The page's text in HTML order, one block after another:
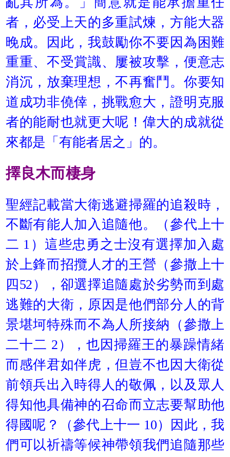
者，必受上天的多重試煉，方能大器
晚成。因此，我鼓勵你不要因為困難
重重、不受賞識、屢被攻擊，便意志
消沉，放棄理想，不再奮鬥。你要知
道成功非僥倖，挑戰愈大，證明克服
者的能耐也就更大呢！偉大的成就從
來都是「有能者居之」的。
擇良木而棲身
聖經記載當大衛逃避掃羅的追殺時，
不斷有能人加入追隨他。（參代上十
二 1）這些忠勇之士沒有選擇加入處
於上鋒而招攬人才的王營（參撒上十
四52），卻選擇追隨處於劣勢而到處
逃難的大衛，原因是他們部分人的背
景堪坷特殊而不為人所接納（參撒上
二十二 2），也因掃羅王的暴躁情緒
而感伴君如伴虎，但豈不也因大衛從
前領兵出入時得人的敬佩，以及眾人
得知他具備神的召命而立志要幫助他
得國呢？（參代上十一 10）因此，我
們可以祈禱等候神帶領我們追隨那些